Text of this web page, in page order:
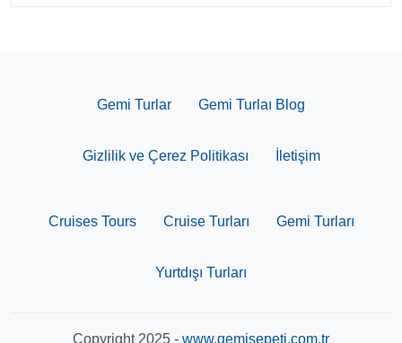
Gemi Turlar Gemi Turlaı Blog
Gizlilik ve Çerez Politikası İletişim
Cruises Tours Cruise Turları Gemi Turları
Yurtdışı Turları
Copyright 2025 - www.gemisepeti.com.tr